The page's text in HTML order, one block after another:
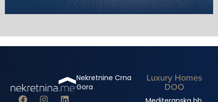
Nekretnine Crna
Gora
Luxury Homes
DOO